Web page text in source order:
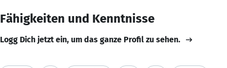
Fähigkeiten und Kenntnisse
Logg Dich jetzt ein, um das ganze Profil zu sehen.